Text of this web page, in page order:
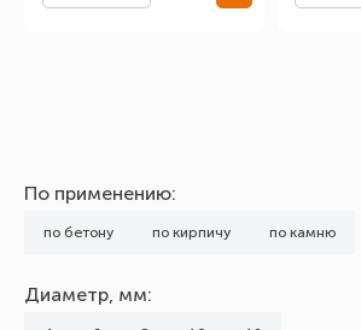
По применению:
по бетону по кирпичу по камню
Диаметр, мм: